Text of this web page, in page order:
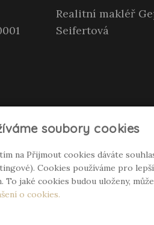
i
Realitní makléř
Seifertová
soubory cookies
na Přijmout cookies dáváte
Cookies používáme pro
To jaké cookies budou uloženy,
o cookies.